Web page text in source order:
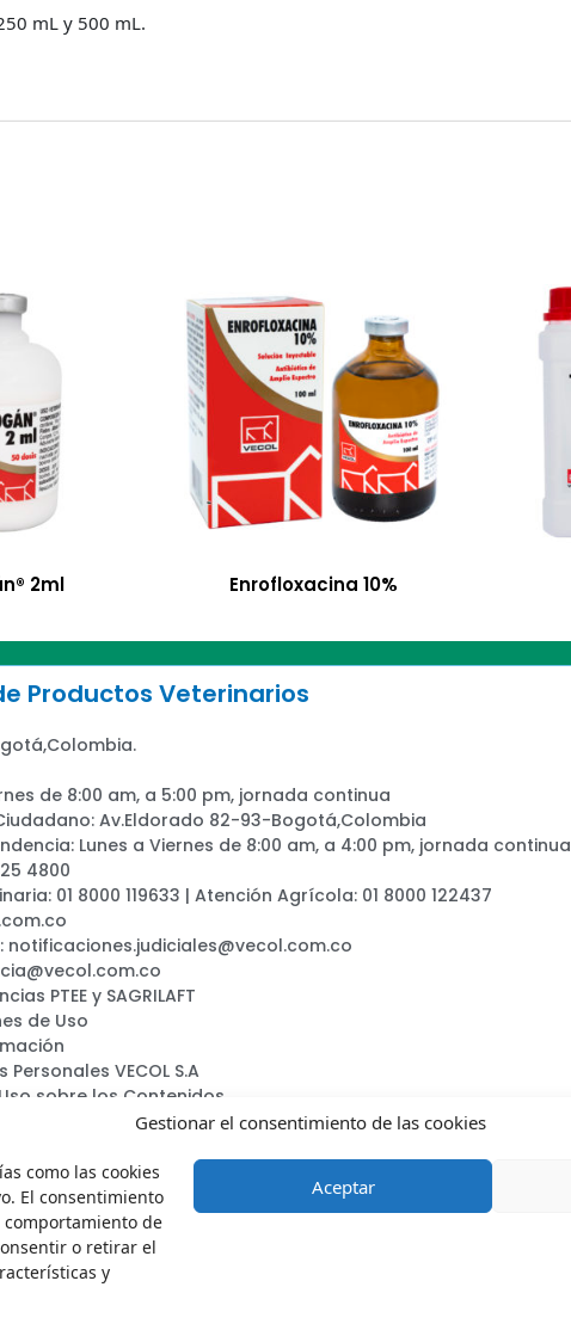
Gestionar el consentimiento de las cookies
como las cookies
El consentimiento
de
o retirar el
y
Aceptar
mL y 500 mL.
2ml Enrofloxacina 10%
Productos Veterinarios
de 8:00 am, a 5:00 pm, jornada continua
Av.Eldorado 82-93-Bogotá,Colombia
Lunes a Viernes de 8:00 am, a 4:00 pm, jornada continua
4800
01 8000 119633 | Atención Agrícola: 01 8000 122437
PTEE y SAGRILAFT
de Uso
VECOL S.A
sobre los Contenidos
Vecol.oficial